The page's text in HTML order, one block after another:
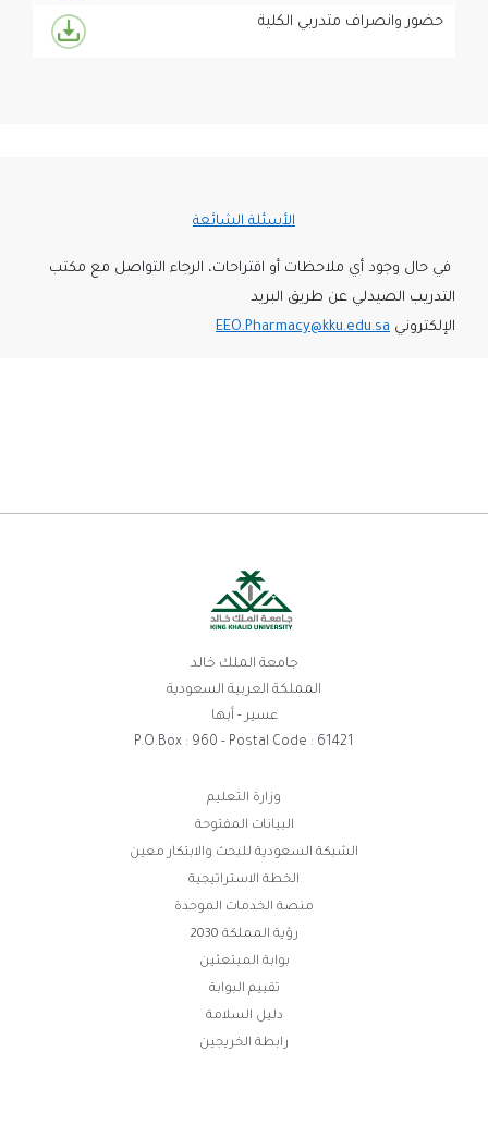
حضور وانصراف متدربي الكلية
الأسئلة الشائعة
في حال وجود أي ملاحظات أو اقتراحات، الرجاء التواصل مع مكتب
التدريب الصيدلي عن طريق البريد
الإلكتروني EEO.Pharmacy@kku.edu.sa
جامعة الملك خالد
المملكة العربية السعودية
عسير - أبها
P.O.Box : 960 - Postal Code : 61421
وزارة التعليم
البيانات المفتوحة
الشبكة السعودية للبحث والابتكار معين
الخطة الاستراتيجية
منصة الخدمات الموحدة
رؤية المملكة 2030
بوابة المبتعثين
تقييم البوابة
دليل السلامة
رابطة الخريجين